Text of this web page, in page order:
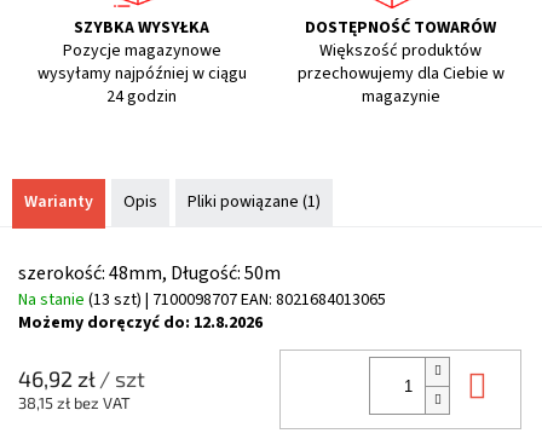
SZYBKA WYSYŁKA
Pozycje magazynowe
wysyłamy najpóźniej w ciągu
24 godzin
DOSTĘPNOŚĆ TOWARÓW
Większość produktów
przechowujemy dla Ciebie w
magazynie
Warianty Opis Pliki powiązane (1)
szerokość: 48mm, Długość: 50m
Na stanie (13 szt) | 7100098707EAN: 8021684013065
Możemy doręczyć do: 12.8.2026
46,92 zł/ szt
38,15 zł bez VAT